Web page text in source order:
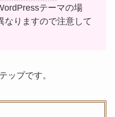
テーマの場
なりますので注意して
ップです。